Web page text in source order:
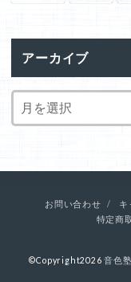
アーカイブ
お問い合わせ キ
特定商
©Copyright2026音色